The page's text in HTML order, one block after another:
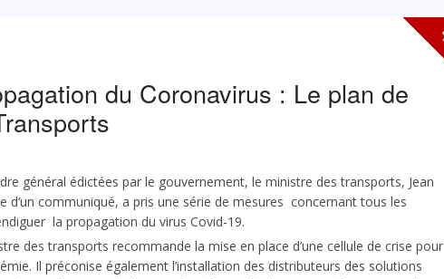
du Coronavirus : Le plan de
général édictées par le gouvernement, le ministre des transports, Jean
d’un communiqué, a pris une série de mesures concernant tous les
la propagation du virus Covid-19.
des transports recommande la mise en place d’une cellule de crise pour
Il préconise également l’installation des distributeurs des solutions